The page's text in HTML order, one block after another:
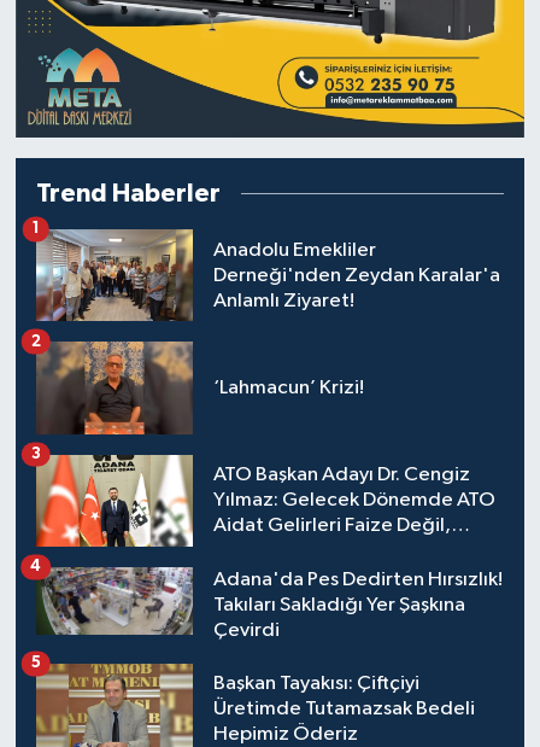
Trend Haberler
Anadolu Emekliler
Derneği'nden Zeydan Karalar'a
Anlamlı Ziyaret!
1
‘Lahmacun’ Krizi!
2
ATO Başkan Adayı Dr. Cengiz
Yılmaz: Gelecek Dönemde ATO
Aidat Gelirleri Faize Değil,
Yatırılacak
3
Adana'da Pes Dedirten Hırsızlık!
Takıları Sakladığı Yer Şaşkına
Çevirdi
4
Başkan Tayakısı: Çiftçiyi
Üretimde Tutamazsak Bedeli
Hepimiz Öderiz
5